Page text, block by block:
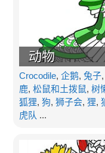
动物
Crocodile, 企鹅, 兔子,
鹿, 松鼠和土拨鼠, 树
狐狸, 狗, 狮子会, 狸,
虎队 ...